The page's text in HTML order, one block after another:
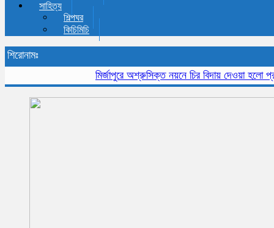
সাহিত্য
শিল্পঘর
কিচিমিচি
শিরোনামঃ
মির্জাপুরে অশ্রুসিক্ত নয়নে চির বিদায় দেওয়া হলো প্রবীন